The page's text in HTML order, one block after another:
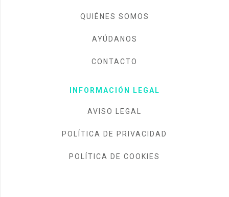
QUIÉNES SOMOS
AYÚDANOS
CONTACTO
INFORMACIÓN LEGAL
AVISO LEGAL
POLÍTICA DE PRIVACIDAD
POLÍTICA DE COOKIES